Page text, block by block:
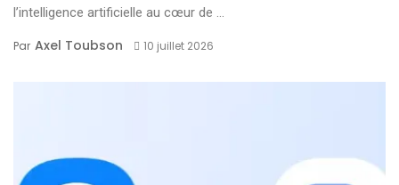
l’intelligence artificielle au cœur de ...
Par Axel Toubson 10 juillet 2026